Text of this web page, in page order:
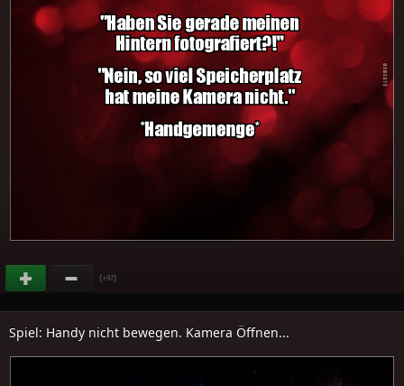
(+97)
Spiel: Handy nicht bewegen. Kamera Öffnen...